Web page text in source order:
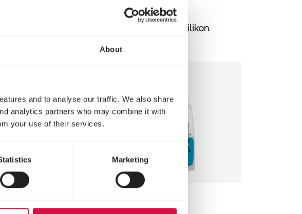
About
and to analyse our traffic. We also share
analytics partners who may combine it with
your use of their services.
Marketing
Silica
Macskaalom - szilikon